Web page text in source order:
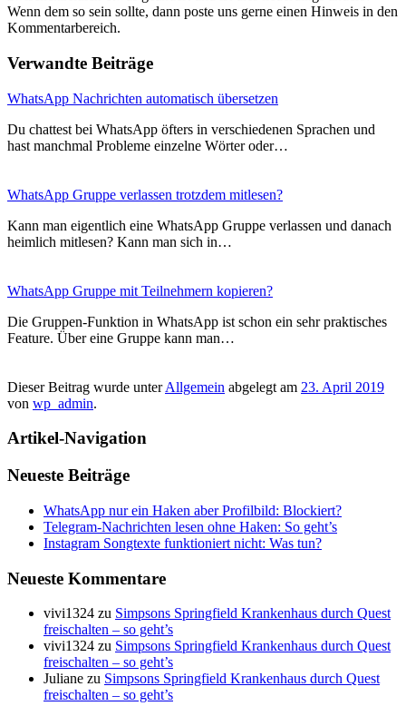
Wenn dem so sein sollte, dann poste uns gerne einen Hinweis in den
Kommentarbereich.
Verwandte Beiträge
WhatsApp Nachrichten automatisch übersetzen
Du chattest bei WhatsApp öfters in verschiedenen Sprachen und
hast manchmal Probleme einzelne Wörter oder…
WhatsApp Gruppe verlassen trotzdem mitlesen?
Kann man eigentlich eine WhatsApp Gruppe verlassen und danach
heimlich mitlesen? Kann man sich in…
WhatsApp Gruppe mit Teilnehmern kopieren?
Die Gruppen-Funktion in WhatsApp ist schon ein sehr praktisches
Feature. Über eine Gruppe kann man…
Dieser Beitrag wurde unterAllgemein abgelegt am 23. April 2019
von wp_admin.
Artikel-Navigation
Neueste Beiträge
WhatsApp nur ein Haken aber Profilbild: Blockiert?
Telegram-Nachrichten lesen ohne Haken: So geht’s
Instagram Songtexte funktioniert nicht: Was tun?
Neueste Kommentare
vivi1324 zu Simpsons Springfield Krankenhaus durch Quest
freischalten – so geht’s
vivi1324 zu Simpsons Springfield Krankenhaus durch Quest
freischalten – so geht’s
Juliane zu Simpsons Springfield Krankenhaus durch Quest
freischalten – so geht’s